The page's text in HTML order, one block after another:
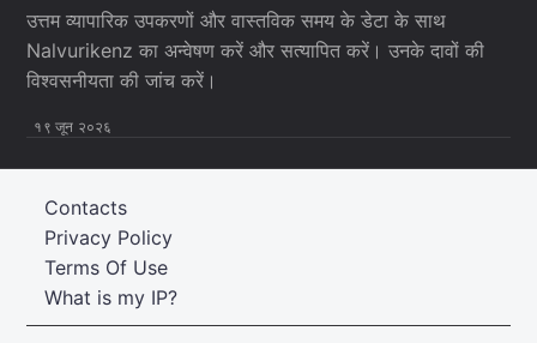
उत्तम व्यापारिक उपकरणों और वास्तविक समय के डेटा के साथ
Nalvurikenz का अन्वेषण करें और सत्यापित करें। उनके दावों की
विश्वसनीयता की जांच करें।
१९ जून २०२६
What is my IP?
Terms Of Use
Privacy Policy
Contacts